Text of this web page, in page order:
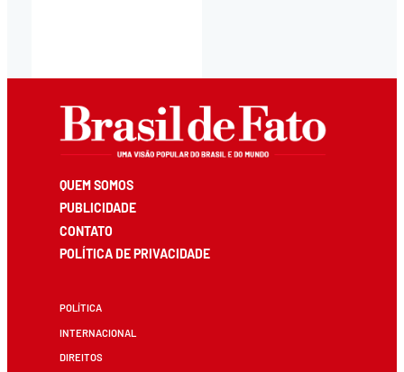
QUEM SOMOS
PUBLICIDADE
CONTATO
POLÍTICA DE PRIVACIDADE
POLÍTICA
INTERNACIONAL
DIREITOS